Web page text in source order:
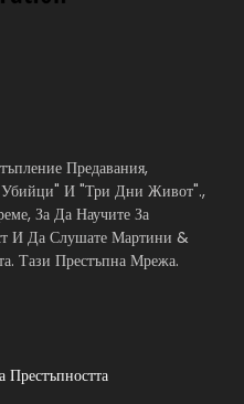
Предавания,
И "Три Дни Живот".,
За Да Научите За
И Да Слушате Мартини &
Тази Престъпна Мрежа.